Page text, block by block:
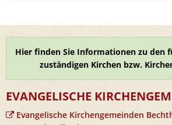
Hier finden Sie Informationen zu den
zuständigen Kirchen bzw.
EVANGELISCHE
Evangelische Kirchengemeinden